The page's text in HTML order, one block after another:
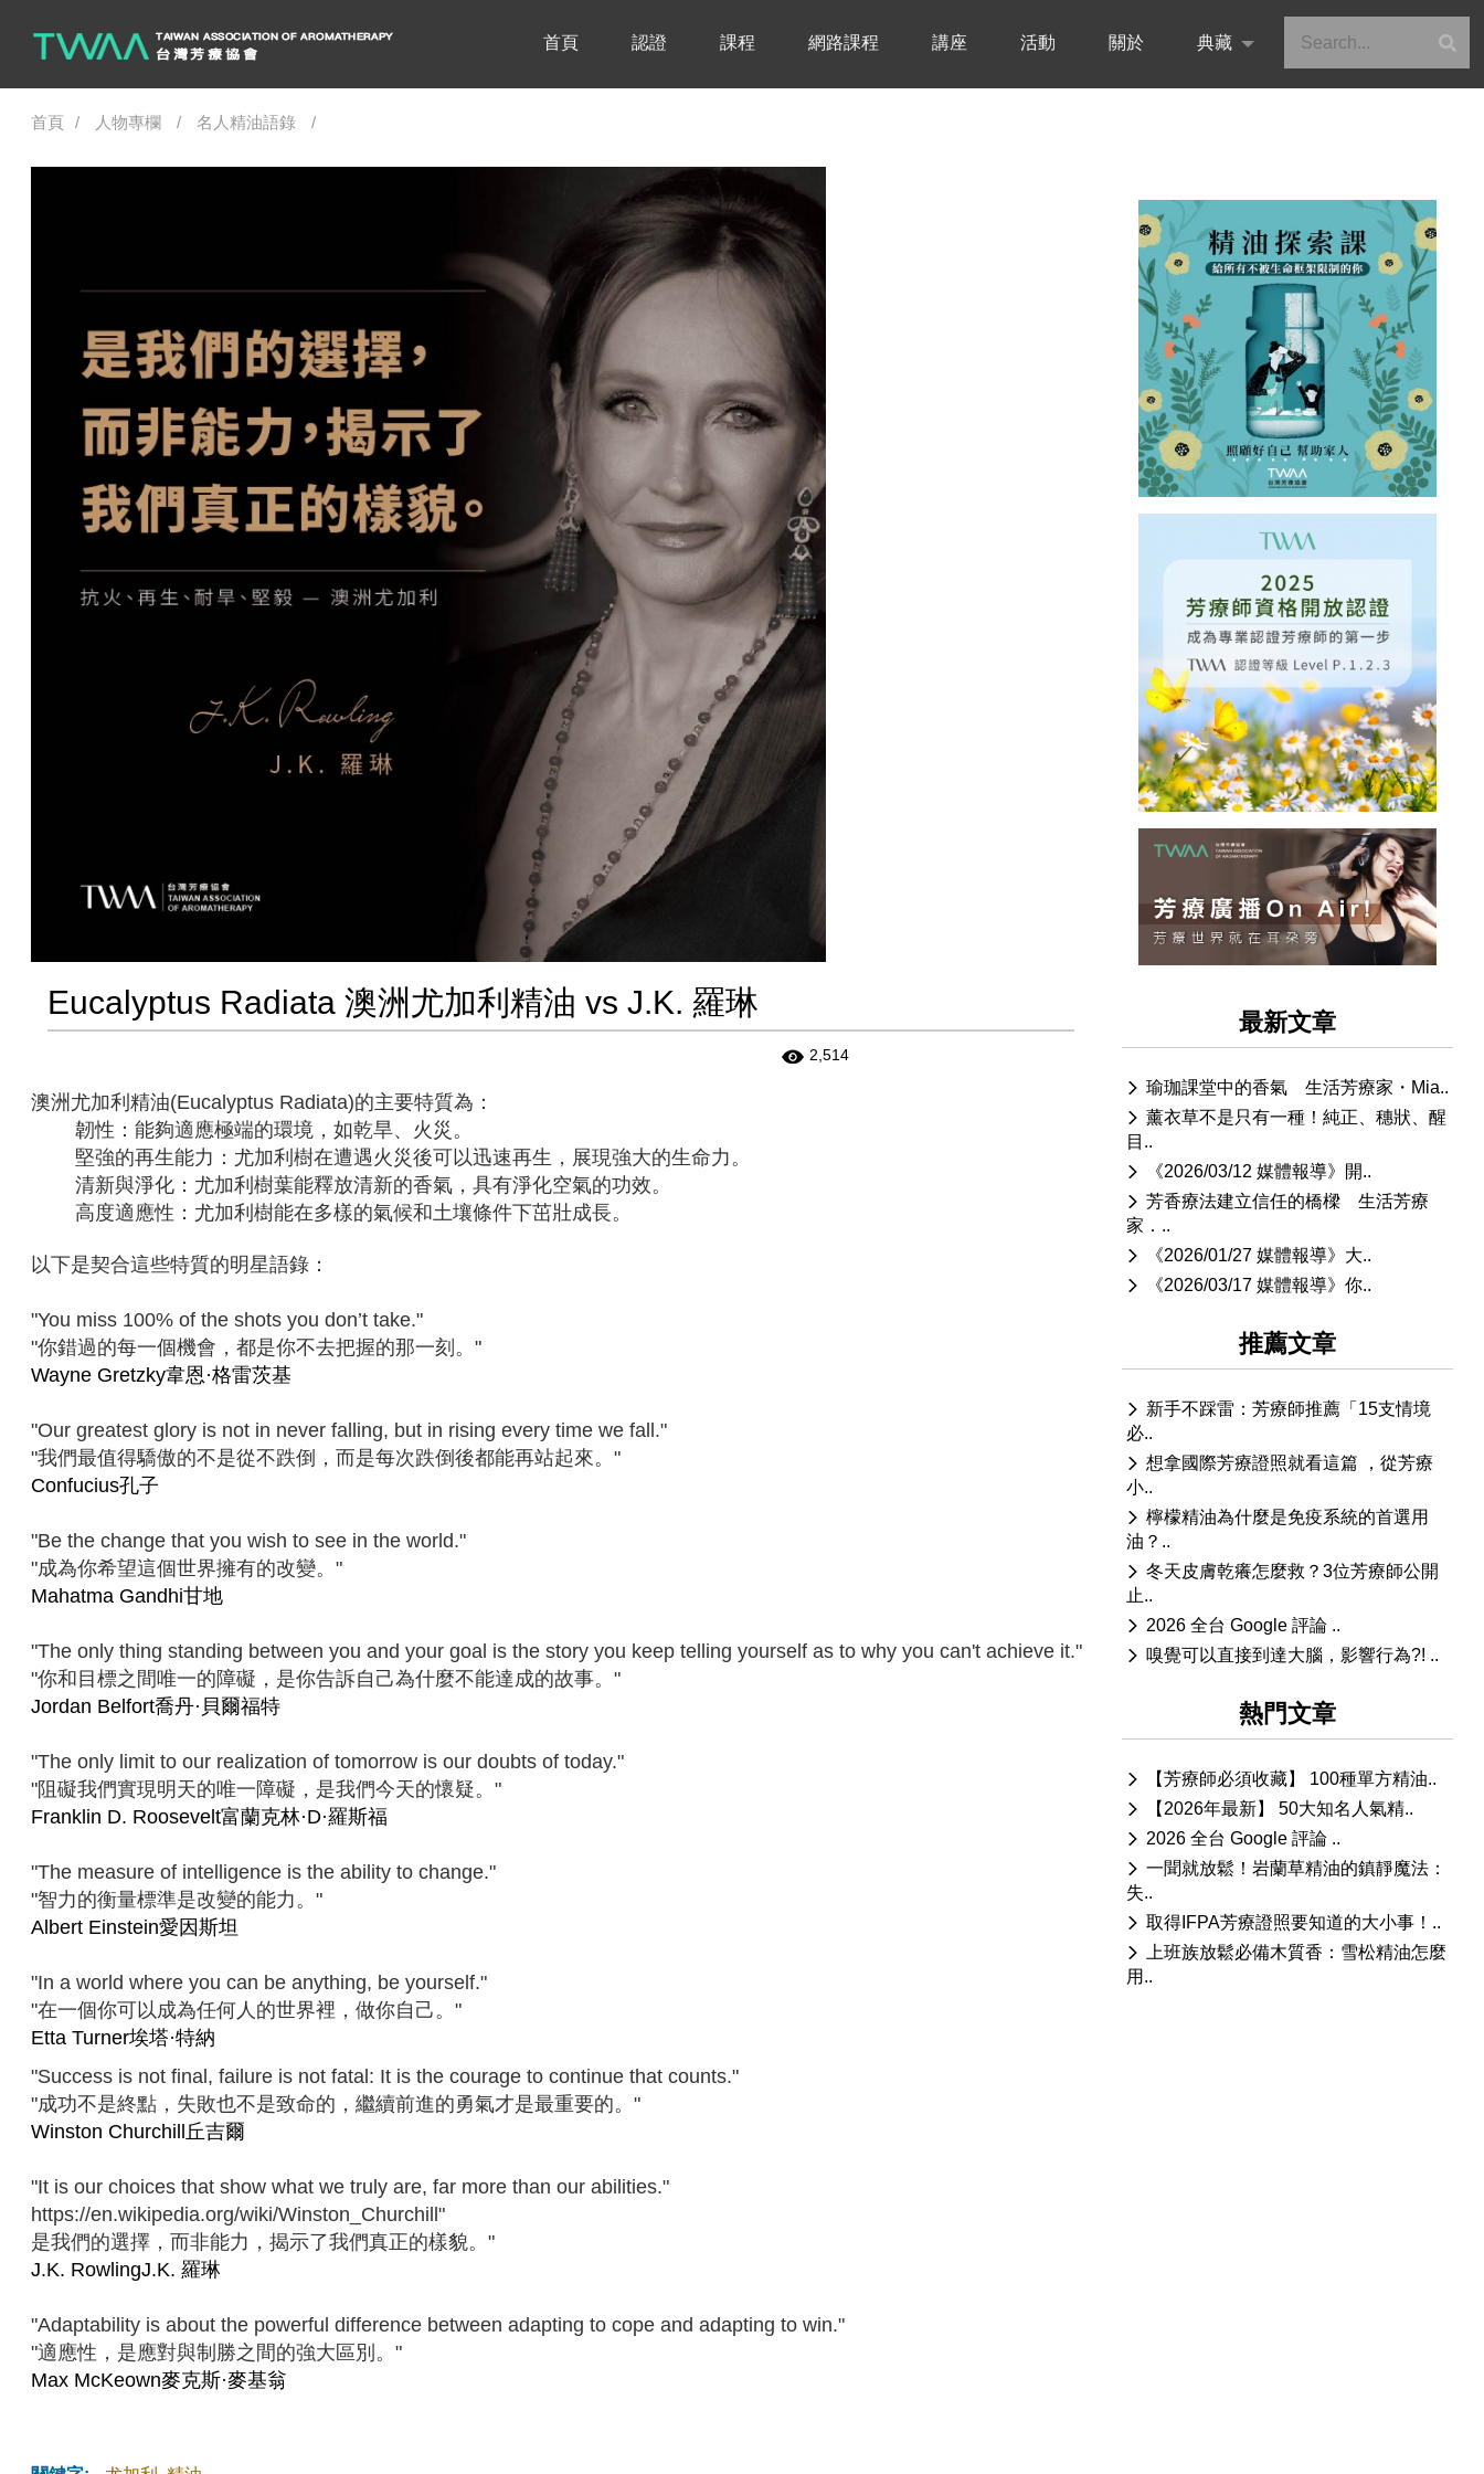
首頁 認證 課程 網路課程 講座 活動 關於 典藏
首頁 人物專欄 名人精油語錄
Eucalyptus Radiata 澳洲尤加利精油 vs J.K. 羅琳
2,514
澳洲尤加利精油(Eucalyptus Radiata)的主要特質為：
韌性：能夠適應極端的環境，如乾旱、火災。
堅強的再生能力：尤加利樹在遭遇火災後可以迅速再生，展現強大的生命力。
清新與淨化：尤加利樹葉能釋放清新的香氣，具有淨化空氣的功效。
高度適應性：尤加利樹能在多樣的氣候和土壤條件下茁壯成長。
以下是契合這些特質的明星語錄：
"You miss 100% of the shots you don’t take."
"你錯過的每一個機會，都是你不去把握的那一刻。"
Wayne Gretzky韋恩·格雷茨基
"Our greatest glory is not in never falling, but in rising every time we fall."
"我們最值得驕傲的不是從不跌倒，而是每次跌倒後都能再站起來。"
Confucius孔子
"Be the change that you wish to see in the world."
"成為你希望這個世界擁有的改變。"
Mahatma Gandhi甘地
"The only thing standing between you and your goal is the story you keep telling yourself as to why you can't achieve it."
"你和目標之間唯一的障礙，是你告訴自己為什麼不能達成的故事。"
Jordan Belfort喬丹·貝爾福特
"The only limit to our realization of tomorrow is our doubts of today."
"阻礙我們實現明天的唯一障礙，是我們今天的懷疑。"
Franklin D. Roosevelt富蘭克林·D·羅斯福
"The measure of intelligence is the ability to change."
"智力的衡量標準是改變的能力。"
Albert Einstein愛因斯坦
"In a world where you can be anything, be yourself."
"在一個你可以成為任何人的世界裡，做你自己。"
Etta Turner埃塔·特納
"Success is not final, failure is not fatal: It is the courage to continue that counts."
"成功不是終點，失敗也不是致命的，繼續前進的勇氣才是最重要的。"
Winston Churchill丘吉爾
"It is our choices that show what we truly are, far more than our abilities."
https://en.wikipedia.org/wiki/Winston_Churchill"
是我們的選擇，而非能力，揭示了我們真正的樣貌。"
J.K. RowlingJ.K. 羅琳
"Adaptability is about the powerful difference between adapting to cope and adapting to win."
"適應性，是應對與制勝之間的強大區別。"
Max McKeown麥克斯·麥基翁
最新文章
瑜珈課堂中的香氣 生活芳療家・Mia..
薰衣草不是只有一種！純正、穗狀、醒
目..
《2026/03/12 媒體報導》開..
芳香療法建立信任的橋樑 生活芳療
家．..
《2026/01/27 媒體報導》大..
《2026/03/17 媒體報導》你..
推薦文章
新手不踩雷：芳療師推薦「15支情境
必..
想拿國際芳療證照就看這篇 ，從芳療
小..
檸檬精油為什麼是免疫系統的首選用
油？..
冬天皮膚乾癢怎麼救？3位芳療師公開
止..
2026 全台 Google 評論 ..
嗅覺可以直接到達大腦，影響行為?! ..
熱門文章
【芳療師必須收藏】 100種單方精油..
【2026年最新】 50大知名人氣精..
2026 全台 Google 評論 ..
一聞就放鬆！岩蘭草精油的鎮靜魔法：
失..
取得IFPA芳療證照要知道的大小事！..
上班族放鬆必備木質香：雪松精油怎麼
用..